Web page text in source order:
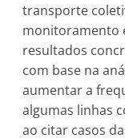
transporte
monitoramento
resultados
com base na
aumentar a
algumas linhas
ao citar casos